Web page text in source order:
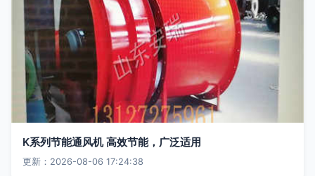
K系列节能通风机 高效节能，广泛适用
更新：2026-08-06 17:24:38